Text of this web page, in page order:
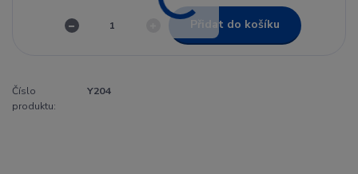
Přidat do košíku
Číslo
produktu:
Y204